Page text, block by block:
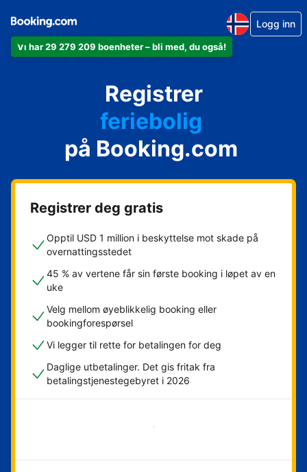
Vi har 29 279 209 boenheter – bli med, du også!
Logg inn
Registrer
leiligheten din
hotellet ditt
feriebolig
gjestgiveriet ditt
rorbua di
på Booking.com
Registrer deg gratis
Opptil USD 1 million i beskyttelse mot skade på
overnattingsstedet
45 % av vertene får sin første booking i løpet av en
uke
Velg mellom øyeblikkelig booking eller
bookingforespørsel
Vi legger til rette for betalingen for deg
Daglige utbetalinger. Det gis fritak fra
betalingstjenestegebyret i 2026
Kom i gang nå